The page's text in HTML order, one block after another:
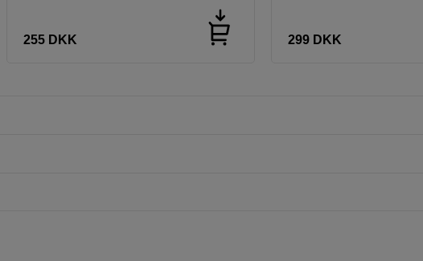
255 DKK 299 DKK